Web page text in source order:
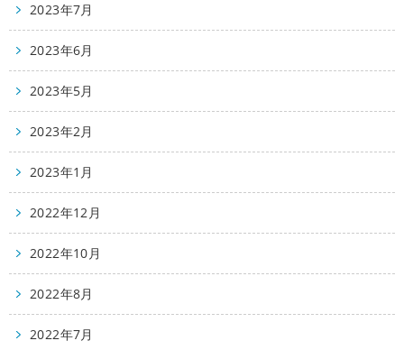
2023年7月
2023年6月
2023年5月
2023年2月
2023年1月
2022年12月
2022年10月
2022年8月
2022年7月